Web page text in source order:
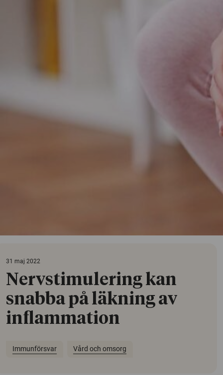
31 maj 2022
Nervstimulering kan
snabba på läkning av
inflammation
Immunförsvar Vård och omsorg